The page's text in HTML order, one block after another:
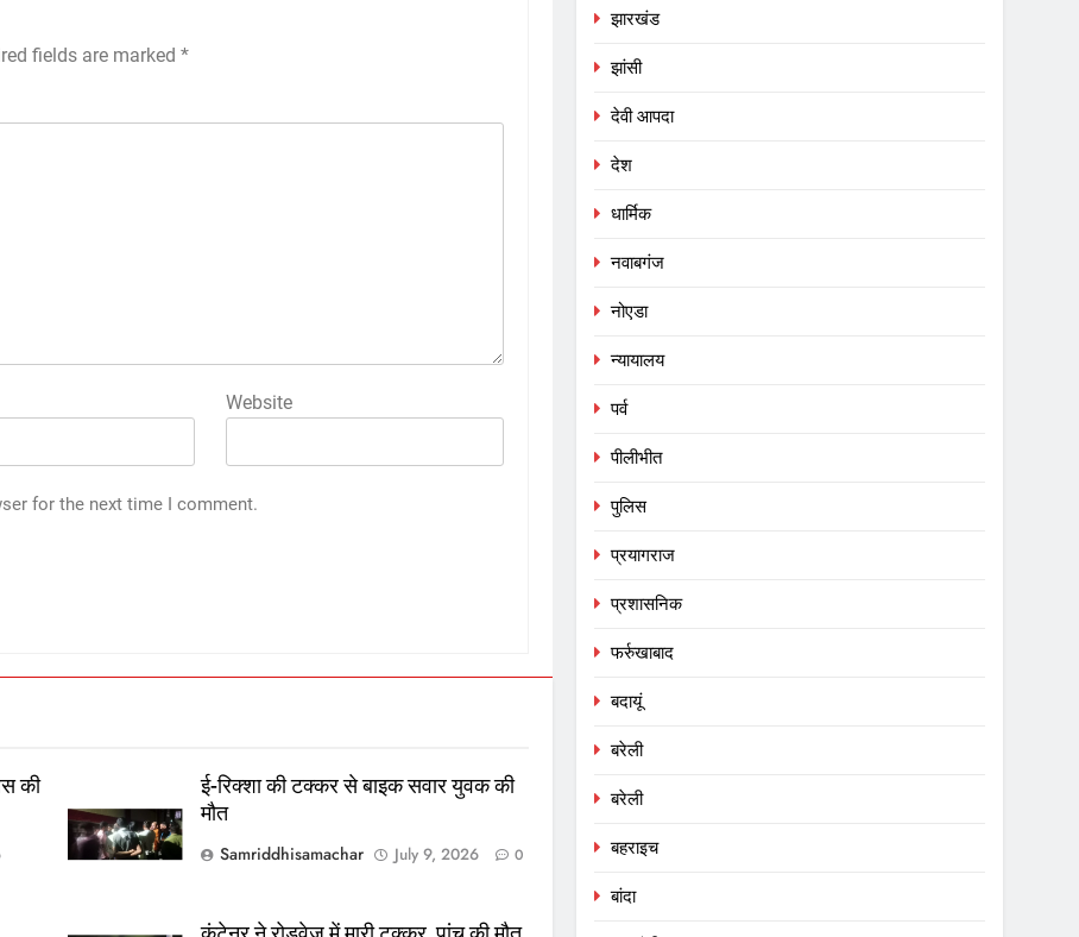
fields are marked *
Website
for the next time I comment.
की
ई-रिक्शा की टक्कर से बाइक सवार युवक की
मौत
Samriddhisamachar
July 9, 2026 0
झारखंड
झांसी
देवी आपदा
देश
धार्मिक
नवाबगंज
नोएडा
न्यायालय
पर्व
पीलीभीत
पुलिस
प्रयागराज
प्रशासनिक
फर्रुखाबाद
बदायूं
बरेली
बरेली
बहराइच
बांदा